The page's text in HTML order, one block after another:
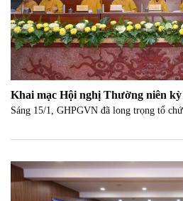
Khai mạc Hội nghị Thường niên
Sáng 15/1, GHPGVN đã long trọng tổ